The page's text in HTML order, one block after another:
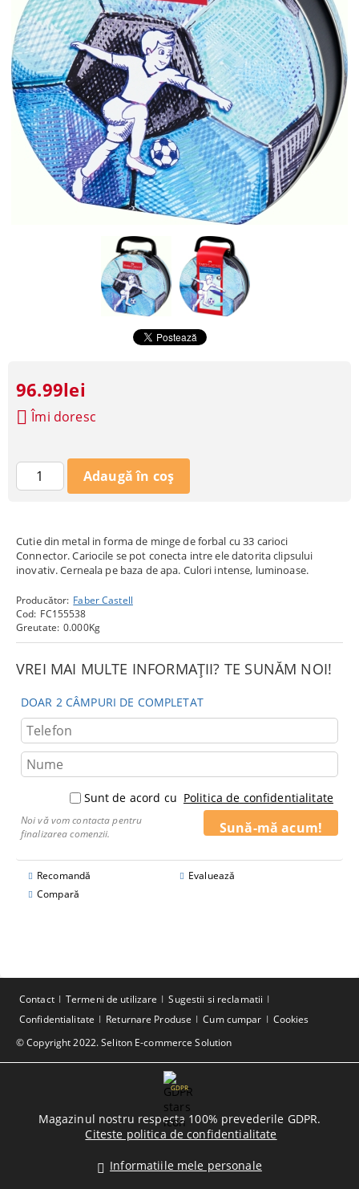
Cutie din metal in forma de minge de forbal cu 33 carioci
Connector. Cariocile se pot conecta intre ele datorita clipsului
inovativ. Cerneala pe baza de apa. Culori intense, luminoase.
Producător: Faber Castell
Cod: FC155538
Greutate: 0.000Kg
VREI MAI MULTE INFORMAȚII? TE SUNĂM NOI!
DOAR 2 CÂMPURI DE COMPLETAT
Sunt de acord cu Politica de confidentialitate
Noi vă vom contacta pentru
finalizarea comenzii.
Recomandă
Evaluează
Compară
96.99lei
Îmi doresc
© Copyright 2022. Seliton E-commerce Solution
Contact Termeni de utilizare
Sugestii si reclamatii
Confidentialitate
Returnare Produse Cum cumpar Cookies
GDPR
Magazinul nostru respecta 100% prevederile GDPR.
Citeste politica de confidentialitate
Informatiile mele personale